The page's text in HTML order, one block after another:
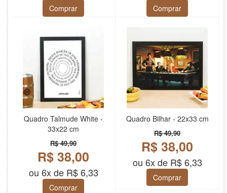
Comprar Comprar
Quadro Talmude White -
33x22 cm
R$ 49,90
R$ 38,00
ou 6x de R$ 6,33
Comprar
Quadro Bilhar - 22x33 cm
R$ 49,90
R$ 38,00
ou 6x de R$ 6,33
Comprar